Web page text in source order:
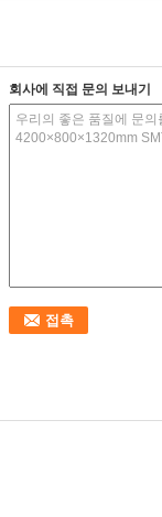
회사에 직접 문의 보내기